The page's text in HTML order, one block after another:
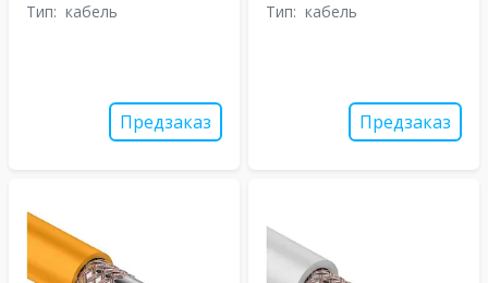
Тип: кабель
Предзаказ
Тип: кабель
Предзаказ